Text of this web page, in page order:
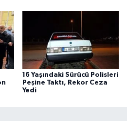
16 Yaşındaki Sürücü Polisleri
Peşine Taktı, Rekor Ceza
Yedi